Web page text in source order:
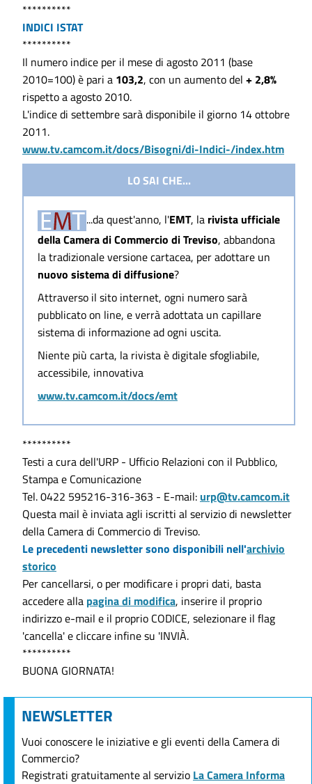
**********
INDICI ISTAT
**********
Il numero indice per il mese di agosto 2011 (base
2010=100) è pari a 103,2, con un aumento del + 2,8%
rispetto a agosto 2010.
L'indice di settembre sarà disponibile il giorno 14 ottobre
2011.
www.tv.camcom.it/docs/Bisogni/di-Indici-/index.htm
LO SAI CHE...
...da quest'anno, l'EMT, la rivista ufficiale
della Camera di Commercio di Treviso, abbandona
la tradizionale versione cartacea, per adottare un
nuovo sistema di diffusione?
Attraverso il sito internet, ogni numero sarà
pubblicato on line, e verrà adottata un capillare
sistema di informazione ad ogni uscita.
Niente più carta, la rivista è digitale sfogliabile,
accessibile, innovativa
www.tv.camcom.it/docs/emt
**********
Testi a cura dell'URP - Ufficio Relazioni con il Pubblico,
Stampa e Comunicazione
Tel. 0422 595216-316-363 - E-mail: urp@tv.camcom.it
Questa mail è inviata agli iscritti al servizio di newsletter
della Camera di Commercio di Treviso.
Le precedenti newsletter sono disponibili nell'archivio
storico
Per cancellarsi, o per modificare i propri dati, basta
accedere alla pagina di modifica, inserire il proprio
indirizzo e-mail e il proprio CODICE, selezionare il flag
'cancella' e cliccare infine su 'INVIÀ.
**********
BUONA GIORNATA!
NEWSLETTER
Vuoi conoscere le iniziative e gli eventi della Camera di
Commercio?
Registrati gratuitamente al servizio La Camera Informa